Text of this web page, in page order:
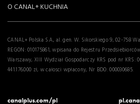
O CANAL+ KUCHNIA
CANAL+ Polska S.A., al. gen. W. Sikorskiego 9, 02-758
REGON: 010175861, wpisana do Rejestru
Warszawy, XIII Wydział Gospodarczy KRS pod nr KRS:
441.176.000 zł, w całosci wpłacony, Nr BDO: 000030685.
canalplus.com/pl